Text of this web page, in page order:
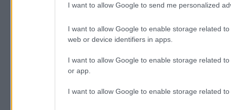
I want to allow Google to send me personalized
I want to allow Google to enable storage related
web or device identifiers in apps.
I want to allow Google to enable storage related
or app.
I want to allow Google to enable storage related to